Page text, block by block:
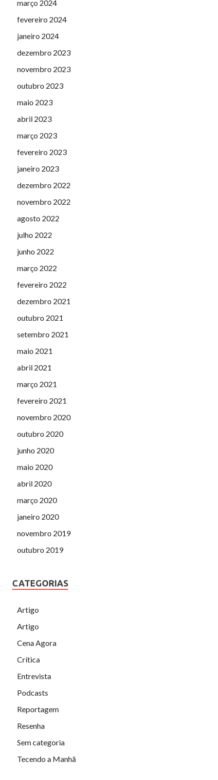
março 2024
fevereiro 2024
janeiro 2024
dezembro 2023
novembro 2023
outubro 2023
maio 2023
abril 2023
março 2023
fevereiro 2023
janeiro 2023
dezembro 2022
novembro 2022
agosto 2022
julho 2022
junho 2022
março 2022
fevereiro 2022
dezembro 2021
outubro 2021
setembro 2021
maio 2021
abril 2021
março 2021
fevereiro 2021
novembro 2020
outubro 2020
junho 2020
maio 2020
abril 2020
março 2020
janeiro 2020
novembro 2019
outubro 2019
CATEGORIAS
Artigo
Artigo
Cena Agora
Crítica
Entrevista
Podcasts
Reportagem
Resenha
Sem categoria
Tecendo a Manhã